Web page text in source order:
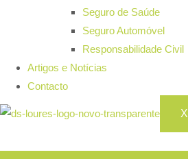
Seguro de Saúde
Seguro Automóvel
Responsabilidade Civil
Artigos e Notícias
Contacto
X